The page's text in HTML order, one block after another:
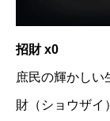
招財 x0
庶民の輝かしい
財（ショウザイ